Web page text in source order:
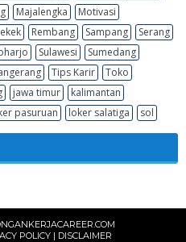
Majalengka
Motivasi
Rembang Sampang
Serang
Sulawesi
Sumedang
Tips Karir
Toko
jawa timur
kalimantan
pasuruan loker salatiga sol
POLICY| DISCLAIMER